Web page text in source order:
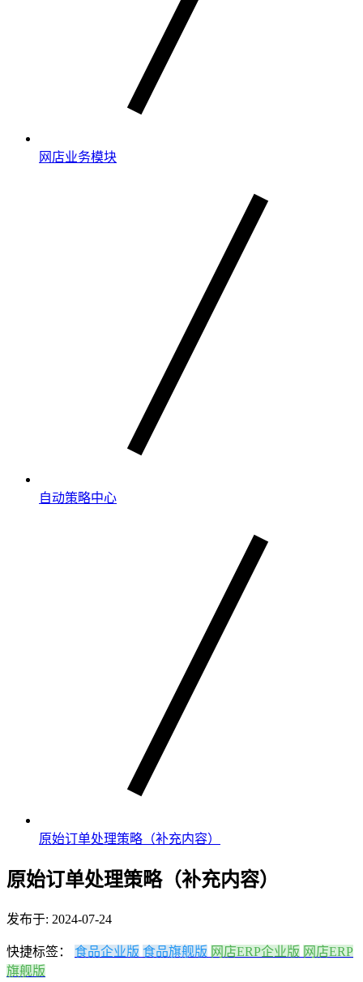
网店业务模块
自动策略中心
原始订单处理策略（补充内容）
原始订单处理策略（补充内容）
发布于: 2024-07-24
快捷标签： 食品企业版 食品旗舰版 网店ERP企业版 网店ERP
旗舰版